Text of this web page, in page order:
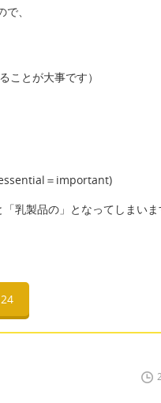
、
とが大事です）
＝important)
乳製品の」となってしまい
24